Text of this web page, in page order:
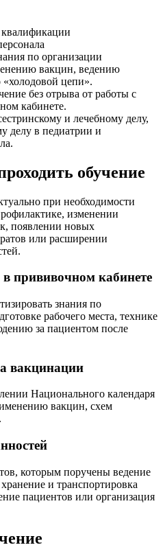
по организации
вакцин, ведению
цепи».
без отрыва от работы с
кабинете.
и лечебному делу,
делу в педиатрии и
обучение
при необходимости
изменении
появлении новых
или расширении
прививочном кабинете
знания по
рабочего места, технике
за пациентом после
вакцинации
Национального календаря
вакцин, схем
которым поручены ведение
и транспортировка
пациентов или организация